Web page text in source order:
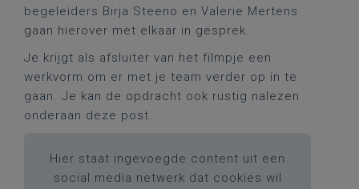
begeleiders Birja Steeno en Valerie Mertens
gaan hierover met elkaar in gesprek.
Je krijgt als afsluiter van het filmpje een
werkvorm om er met je team verder op in te
gaan. Je kan de opdracht ook rustig nalezen
onderaan deze post.
Hier staat ingevoegde content uit een
social media netwerk dat cookies wil